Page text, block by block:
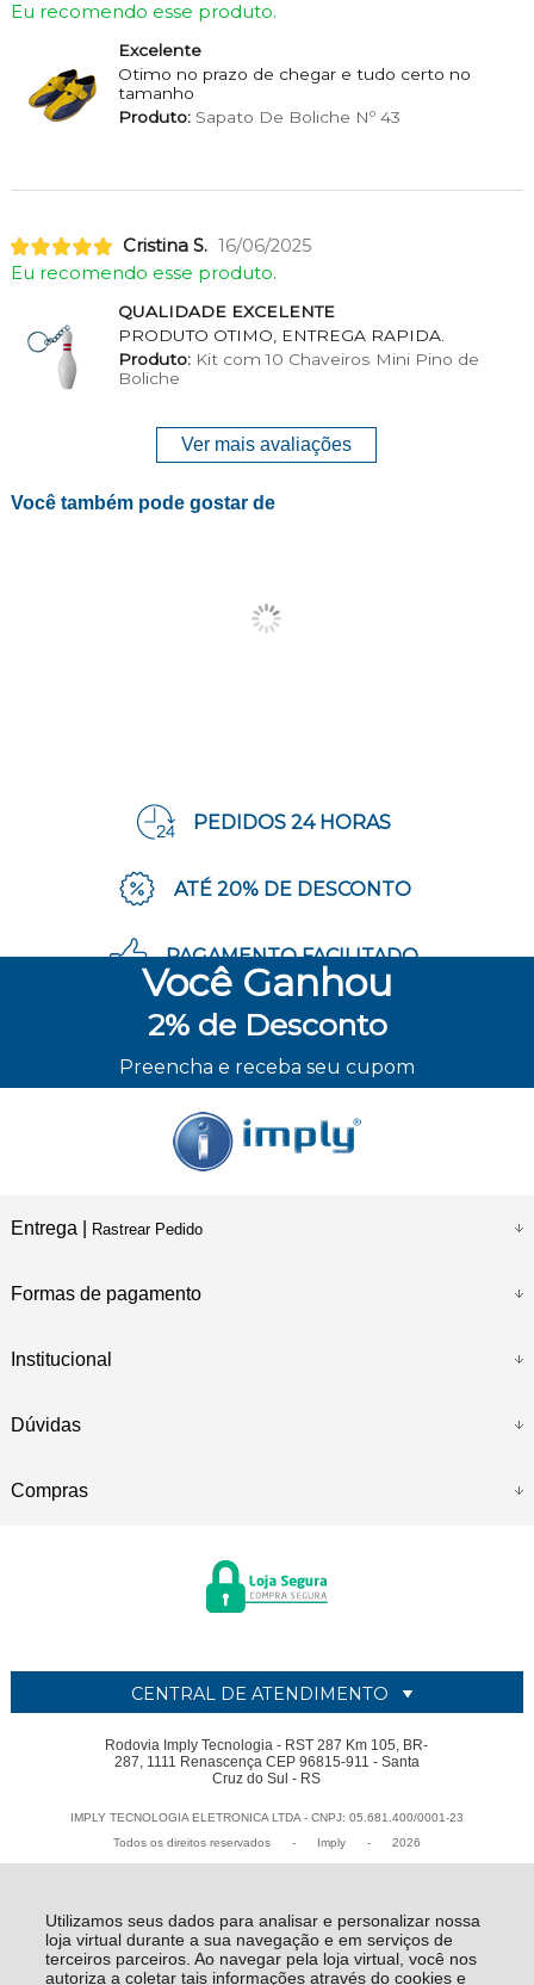
Utilizamos seus dados para analisar e personalizar nossa
loja virtual durante a sua navegação e em serviços de
terceiros parceiros. Ao navegar pela loja virtual, você nos
autoriza a coletar tais informações através do cookies e
Eu recomendo esse produto.
Excelente
Otimo no prazo de chegar e tudo certo no
tamanho
Produto:Sapato De Boliche Nº 43
Cristina S. 16/06/2025
Eu recomendo esse produto.
QUALIDADE EXCELENTE
PRODUTO OTIMO, ENTREGA RAPIDA.
Produto:Kit com 10 Chaveiros Mini Pino de
Boliche
Ver mais avaliações
Você também pode gostar de
PEDIDOS 24 HORAS
ATÉ 20% DE DESCONTO
PAGAMENTO FACILITADO
ENVIO RÁPIDO
Você Ganhou
2%de Desconto
Preencha e receba seu cupom
Entrega | Rastrear Pedido
Formas de pagamento
Institucional
Dúvidas
Compras
CENTRAL DE ATENDIMENTO
Rodovia Imply Tecnologia - RST 287 Km 105, BR-
287, 1111 Renascença CEP 96815-911 - Santa
Cruz do Sul - RS
IMPLY TECNOLOGIA ELETRONICA LTDA - CNPJ: 05.681.400/0001-23
Todos os direitos reservados
- Imply - 2026